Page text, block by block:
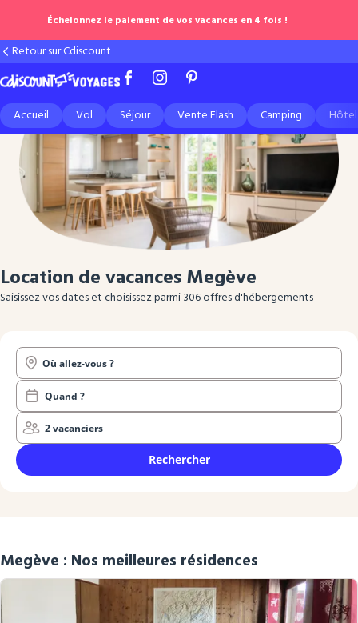
Échelonnez le paiement de vos vacances en 4 fois !
Retour sur Cdiscount
Accueil Vol Séjour Vente Flash Camping Hôtel
Location de vacances Megève
Saisissez vos dates et choisissez parmi 306 offres d'hébergements
Où allez-vous ?
Quand ?
2 vacanciers
Rechercher
Megève : Nos meilleures résidences